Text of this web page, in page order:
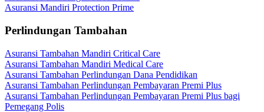
Asuransi Mandiri Protection Prime
Perlindungan Tambahan
Asuransi Tambahan Mandiri Critical Care
Asuransi Tambahan Mandiri Medical Care
Asuransi Tambahan Perlindungan Dana Pendidikan
Asuransi Tambahan Perlindungan Pembayaran Premi Plus
Asuransi Tambahan Perlindungan Pembayaran Premi Plus bagi
Pemegang Polis